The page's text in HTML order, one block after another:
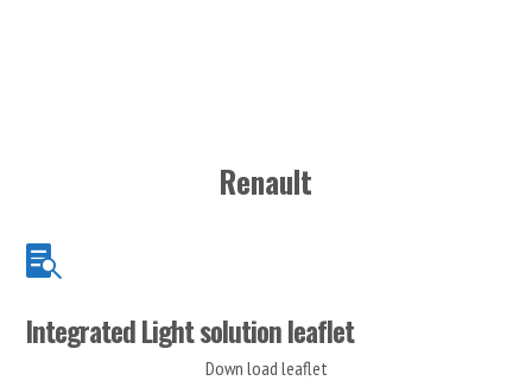
Renault

Integrated Light solution leaflet
Down load leaflet